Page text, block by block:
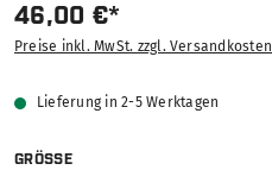
46,00 €*
Preise inkl. MwSt. zzgl. Versandkosten
Lieferung in 2-5 Werktagen
GRÖSSE AUSWÄHLEN